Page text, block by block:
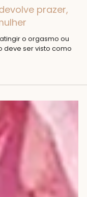
prazer,
o orgasmo ou